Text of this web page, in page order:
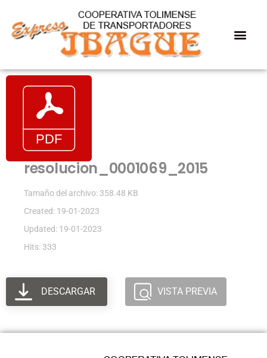
resolucion_0001069_2015
Tamaño del archivo: 358.48 KB
Created: 19-01-2023
Updated: 19-01-2023
Hits: 333
DESCARGAR VISTA PREVIA